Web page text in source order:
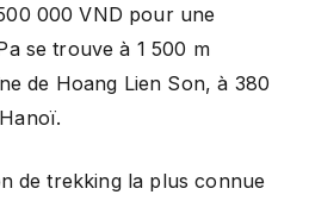
000 VND pour une
se trouve à 1 500 m
de Hoang Lien Son, à 380
de trekking la plus connue